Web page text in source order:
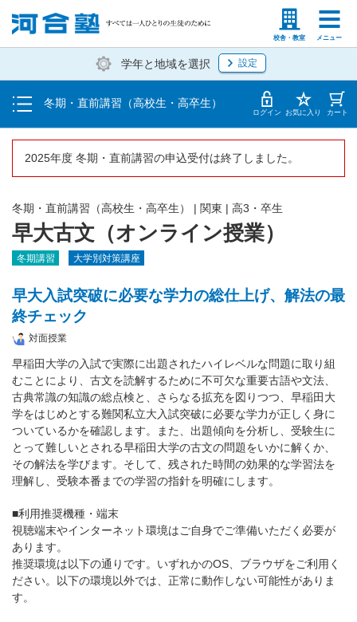
校舎・教室 メニュー
塾生の方 高等学校の先生
学年と地域を選択 設定
冬期・直前講習（高校生・高卒生）
受講料・お申し込み方法
受講開始までの流れ
校舎一覧 ログイン お気に入り カート
2025年度 冬期・直前講習の申込受付は終了しました。
早大古文（オンライン授業）
冬期・直前講習（高校生・高卒生） | 関東 | 高3・卒生
冬期講習 大学別対策講座
早大入試突破に必要な学力の総仕上げ、解法の最
終チェック
対面授業
早稲田大学の入試で実際に出題されたハイレベルな問題に取り組
むことにより、古文を読解するために不可欠な重要古語や文法、
古典常識の知識の総点検と、さらなる拡充を図りつつ、早稲田大
学をはじめとする難関私立大入試突破に必要な学力が正しく身に
ついているかを確認します。また、出題傾向を分析し、受験生に
とって難しいとされる早稲田大学の古文の問題をいかに解くか、
その解法を学びます。そして、残された時間の効果的な学習法を
理解し、受験本番までの学習の指針を明確にします。
■利用推奨機種・端末
視聴端末やインターネット環境はご自身でご準備いただく必要が
あります。
推奨環境は以下の通りです。いずれかのOS、ブラウザをご利用く
ださい。以下の環境以外では、正常に動作しない可能性がありま
す。